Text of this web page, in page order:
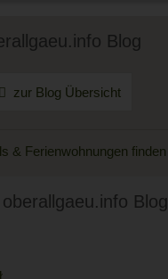
Blog
zur Blog Übersicht
& Ferienwohnungen finden
oberallgaeu.info Blog